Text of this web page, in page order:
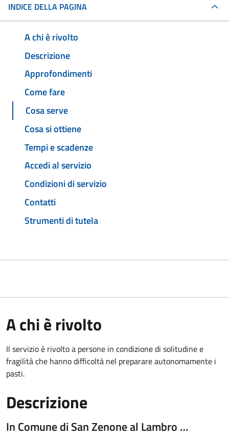
INDICE DELLA PAGINA
A chi è rivolto
Descrizione
Approfondimenti
Come fare
Cosa serve
Cosa si ottiene
Tempi e scadenze
Accedi al servizio
Condizioni di servizio
Contatti
Strumenti di tutela
A chi è rivolto
Il servizio è rivolto a persone in condizione di solitudine e
fragilità che hanno difficoltà nel preparare autonomamente i
pasti.
Descrizione
In Comune di San Zenone al Lambro …